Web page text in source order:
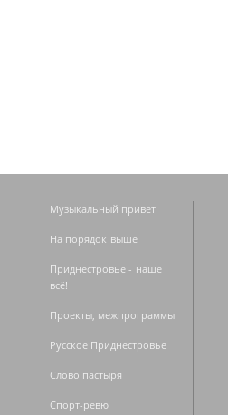
Музыкальный привет
На порядок выше
Приднестровье - наше
всё!
Проекты, межпрограммы
Русское Приднестровье
Слово пастыря
Спорт-ревю